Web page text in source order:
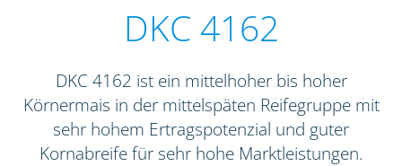
DKC 4162
DKC 4162 ist ein mittelhoher bis hoher
Körnermais in der mittelspäten Reifegruppe mit
sehr hohem Ertragspotenzial und guter
Kornabreife für sehr hohe Marktleistungen.